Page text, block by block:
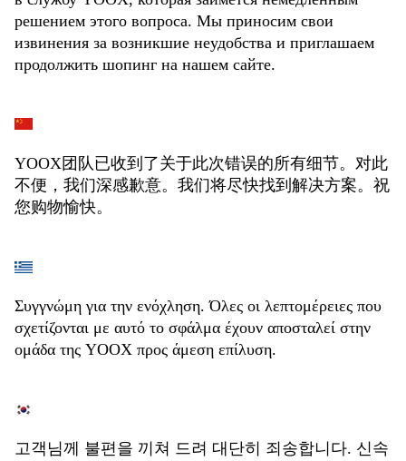
решением этого вопроса. Мы приносим свои
извинения за возникшие неудобства и приглашаем
продолжить шопинг на нашем сайте.
YOOX团队已收到了关于此次错误的所有细节。对此
不便，我们深感歉意。我们将尽快找到解决方案。祝
您购物愉快。
Συγγνώμη για την ενόχληση. Όλες οι λεπτομέρειες που
σχετίζονται με αυτό το σφάλμα έχουν αποσταλεί στην
ομάδα της YOOX προς άμεση επίλυση.
고객님께 불편을 끼쳐 드려 대단히 죄송합니다. 신속